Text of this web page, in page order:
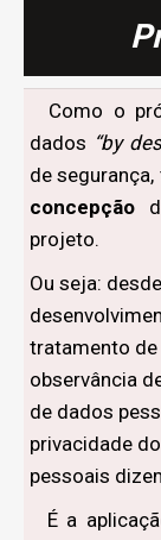
Como o
dados “by
de
concepção
projeto.
Ou seja:
tratamento de
observância
de dados
privacidade
pessoais
É a